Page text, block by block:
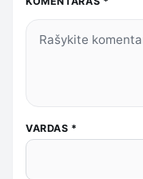
VARDAS *